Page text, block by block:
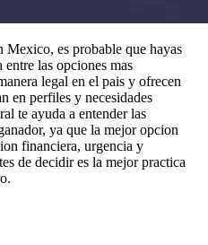
Mexico, es probable que hayas
las opciones mas
legal en el pais y ofrecen
en perfiles y necesidades
te ayuda a entender las
ya que la mejor opcion
financiera, urgencia y
de decidir es la mejor practica